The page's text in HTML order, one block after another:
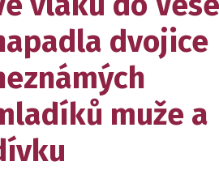
dvojice
muže a